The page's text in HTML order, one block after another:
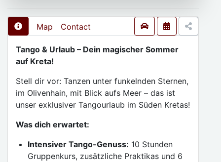
Map Contact
Tango & Urlaub – Dein magischer Sommer
auf Kreta!
Stell dir vor: Tanzen unter funkelnden Sternen,
im Olivenhain, mit Blick aufs Meer – das ist
unser exklusiver Tangourlaub im Süden Kretas!
Was dich erwartet:
Intensiver Tango-Genuss: 10 Stunden
Gruppenkurs, zusätzliche Praktikas und 6